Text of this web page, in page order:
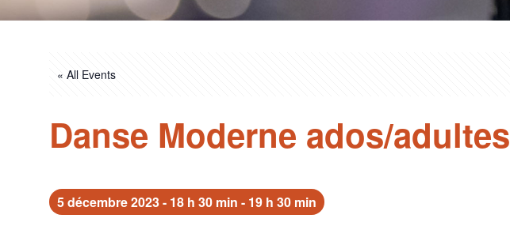
« All Events
Danse Moderne ados/adultes
5 décembre 2023 - 18 h 30 min - 19 h 30 min